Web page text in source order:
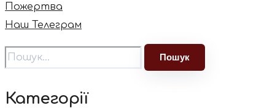
Пожертва
Наш Телеграм
Категорії